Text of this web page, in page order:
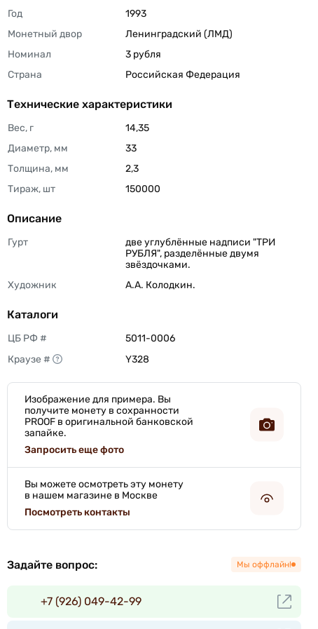
Год
1993
Монетный двор
Ленинградский (ЛМД)
Номинал
3 рубля
Страна
Российская Федерация
Технические характеристики
Вес, г
14,35
Диаметр, мм
33
Толщина, мм
2,3
Тираж, шт
150000
Описание
Гурт
две углублённые надписи "ТРИ
РУБЛЯ", разделённые двумя
звёздочками.
Художник
А.А. Колодкин.
Каталоги
ЦБ РФ #
5011-0006
Краузе #
Y328
Изображение для примера. Вы
получите монету в сохранности
PROOF в оригинальной банковской
запайке.
Запросить еще фото
Вы можете осмотреть эту монету
в нашем магазине в Москве
Посмотреть контакты
Задайте вопрос: Мы оффлайн!
+7 (926) 049-42-99